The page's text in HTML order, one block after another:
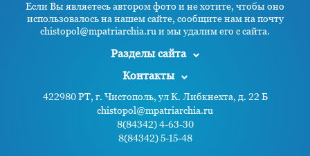
Если Вы являетесь автором фото и не хотите, чтобы оно
использовалось на нашем сайте, сообщите нам на почту
chistopol@mpatriarchia.ru и мы удалим его с сайта.
Разделы сайта
Контакты
422980 РТ, г. Чистополь, ул К. Либкнехта, д. 22 Б
chistopol@mpatriarchia.ru
8(84342) 4-63-30
8(84342) 5-15-48